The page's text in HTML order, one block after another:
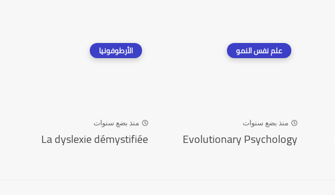
علم نفس النمو
منذ بضع سنوات
Evolutionary Psychology
الأرطوفونيا
منذ بضع سنوات
La dyslexie démystifiée